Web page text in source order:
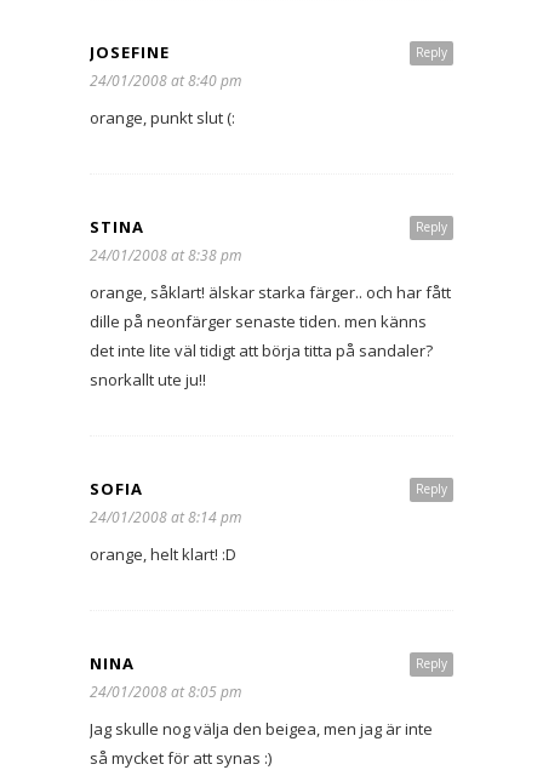
Reply
JOSEFINE
24/01/2008 at 8:40 pm
orange, punkt slut (:
Reply
STINA
24/01/2008 at 8:38 pm
orange, såklart! älskar starka färger.. och har fått
dille på neonfärger senaste tiden. men känns
det inte lite väl tidigt att börja titta på sandaler?
snorkallt ute ju!!
Reply
SOFIA
24/01/2008 at 8:14 pm
orange, helt klart! :D
Reply
NINA
24/01/2008 at 8:05 pm
Jag skulle nog välja den beigea, men jag är inte
så mycket för att synas :)